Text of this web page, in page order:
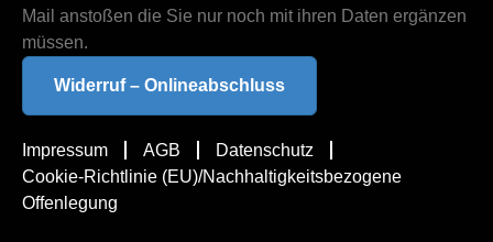
Mail anstoßen die Sie nur noch mit ihren Daten ergänzen
müssen.
Widerruf – Onlineabschluss
Impressum AGB
Datenschutz
Cookie-Richtlinie (EU)/Nachhaltigkeitsbezogene
Offenlegung